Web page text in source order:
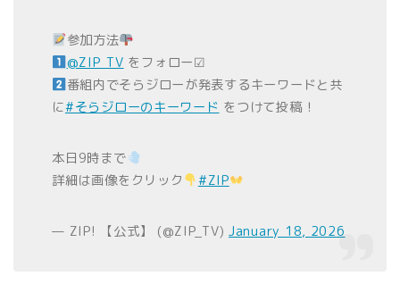
参加方法
@ZIP_TV をフォロー☑
番組内でそらジローが発表するキーワードと共
に#そらジローのキーワード をつけて投稿！
本日9時まで
詳細は画像をクリック
#ZIP
— ZIP! 【公式】 (@ZIP_TV)January 18, 2026